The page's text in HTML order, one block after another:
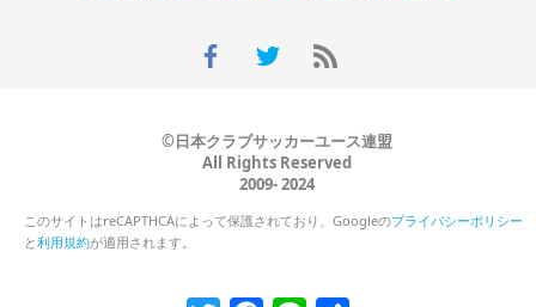
©日本クラブサッカーユース連盟
All Rights Reserved
2009- 2024
このサイトはreCAPTHCAによって保護されており、Googleのプライバシーポリシー
と利用規約が適用されます。